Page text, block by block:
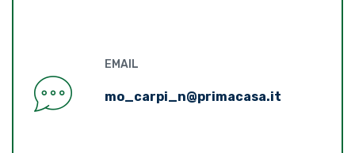
EMAIL
mo_carpi_n@primacasa.it